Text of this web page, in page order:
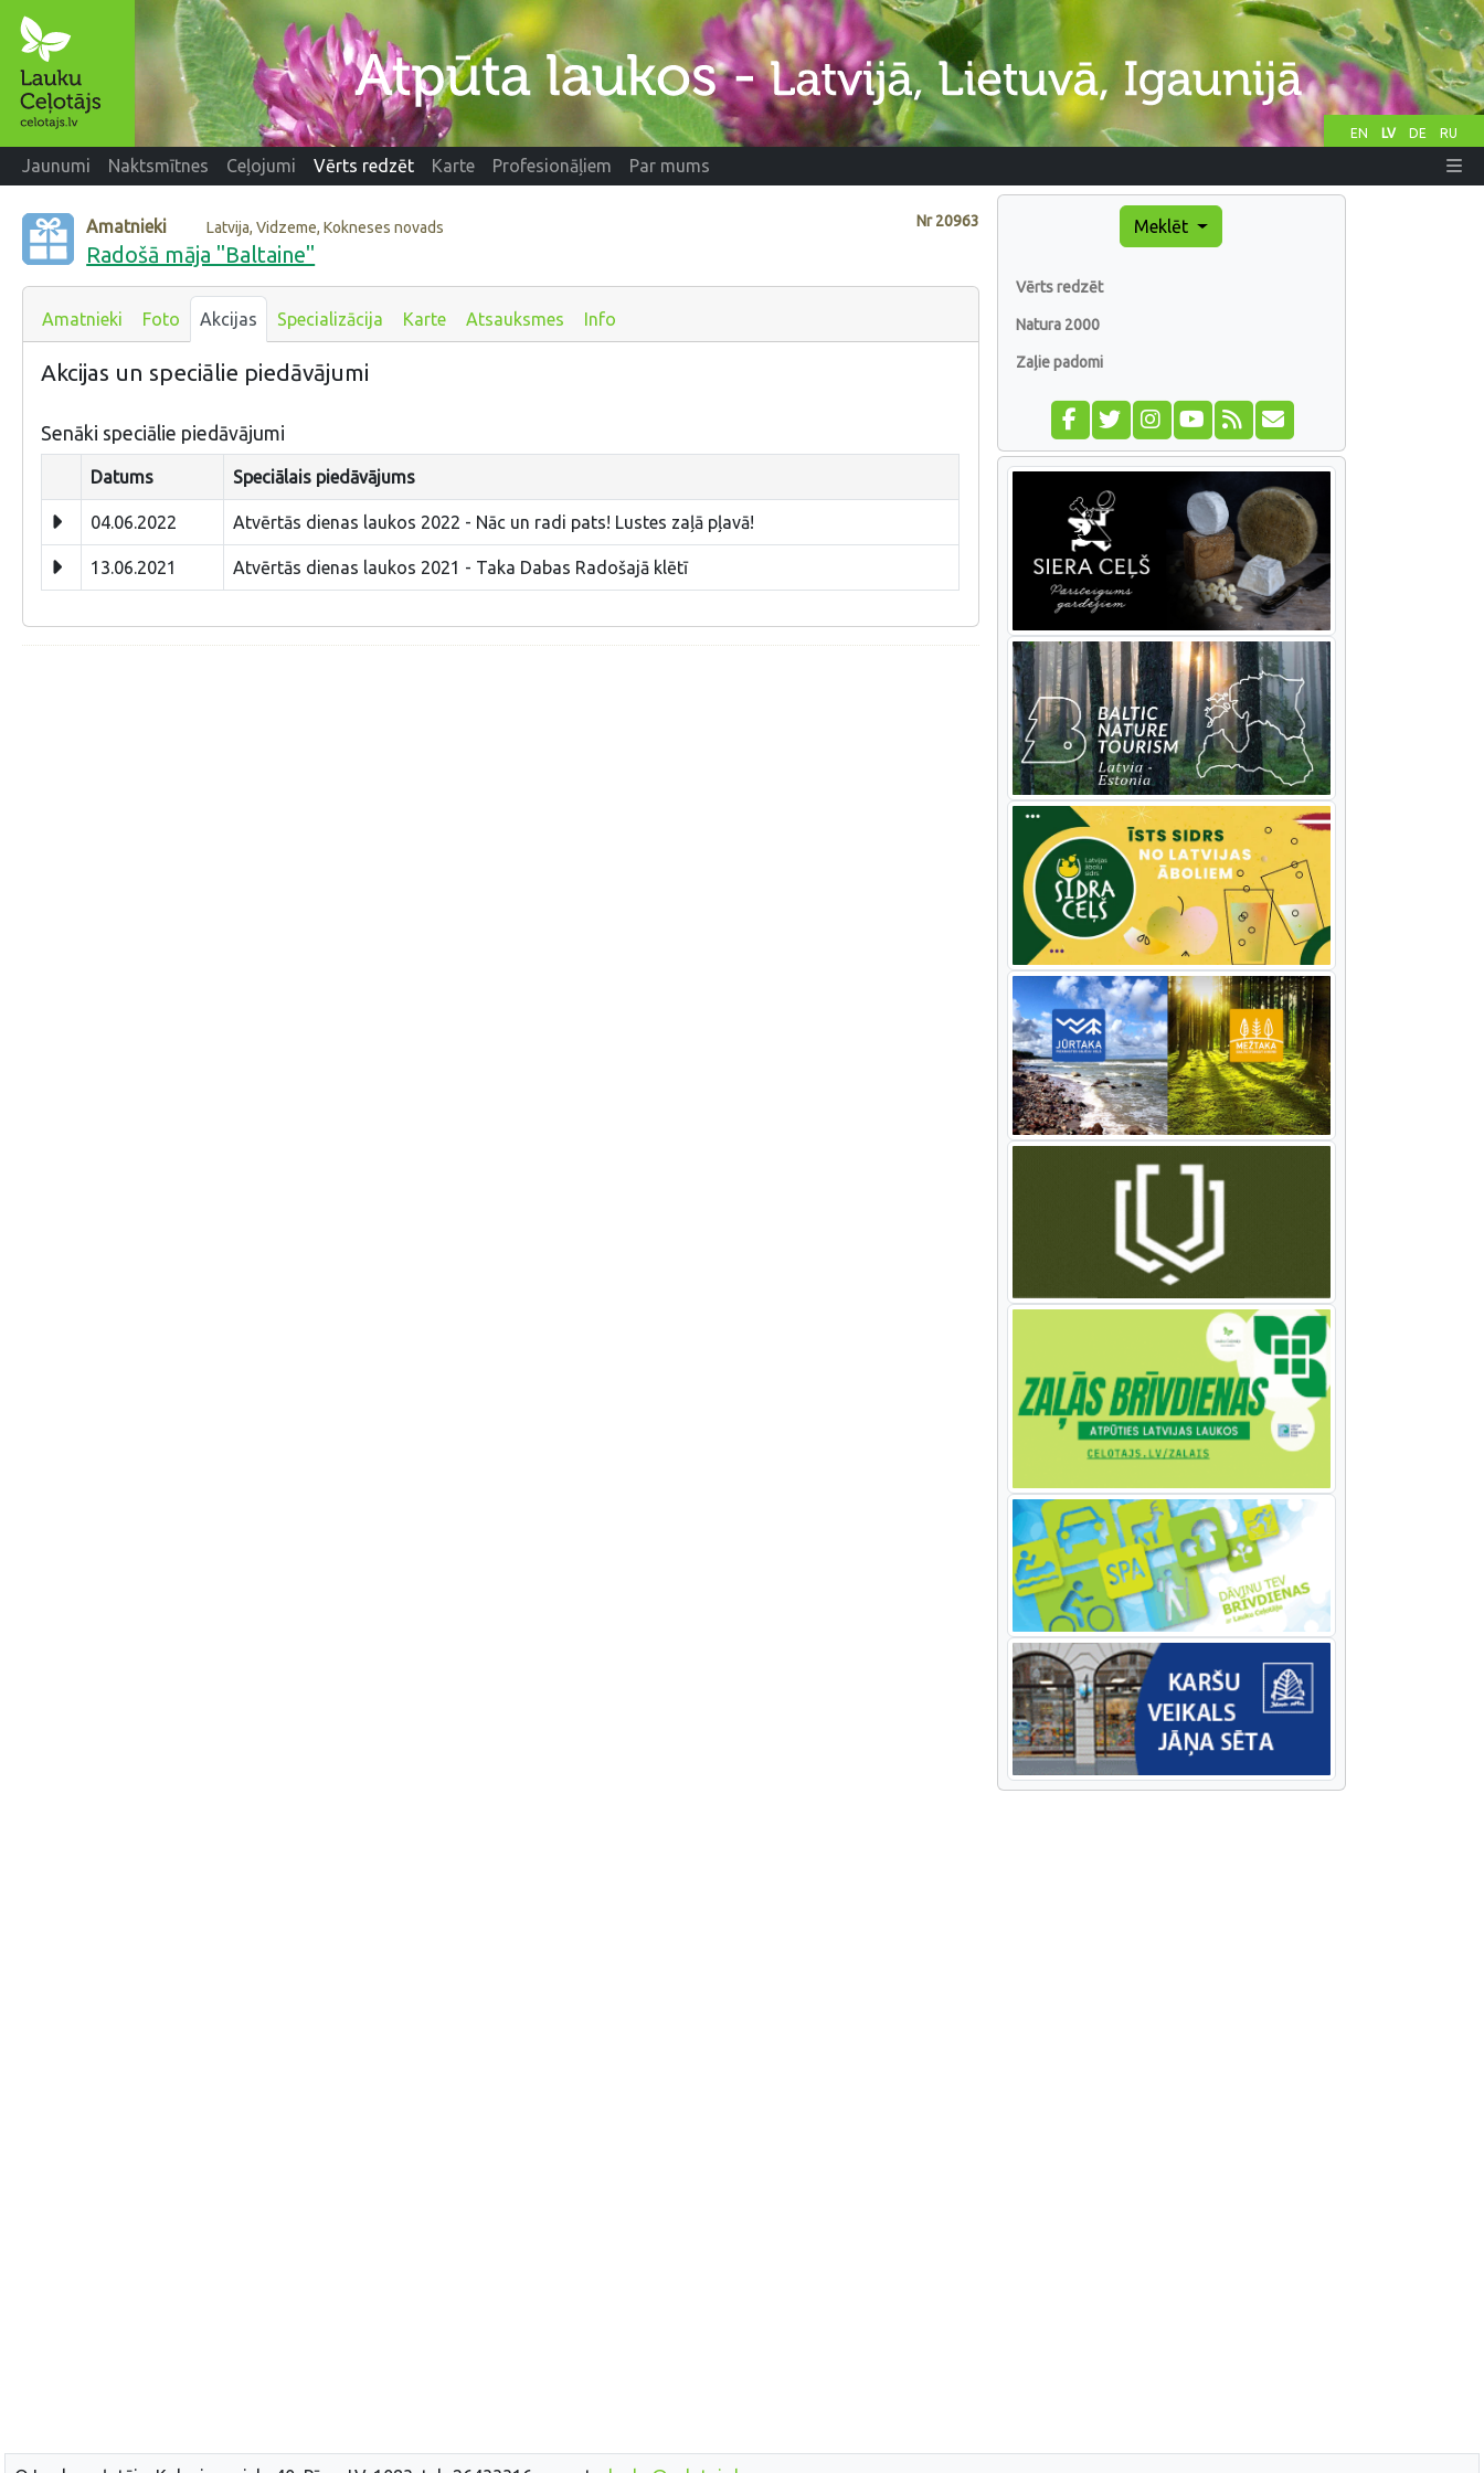
EN LV DE RU
Jaunumi Naktsmītnes Ceļojumi Vērts redzēt Karte Profesionāļiem Par mums
Nr20963
Amatnieki Latvija, Vidzeme, Kokneses novads
Radošā māja "Baltaine"
Amatnieki Foto Akcijas Specializācija Karte Atsauksmes Info
Akcijas un speciālie piedāvājumi
Senāki speciālie piedāvājumi
Datums Speciālais piedāvājums
04.06.2022 Atvērtās dienas laukos 2022 - Nāc un radi pats! Lustes zaļā pļavā!
13.06.2021 Atvērtās dienas laukos 2021 - Taka Dabas Radošajā klētī
Meklēt
Vērts redzēt
Natura 2000
Zaļie padomi